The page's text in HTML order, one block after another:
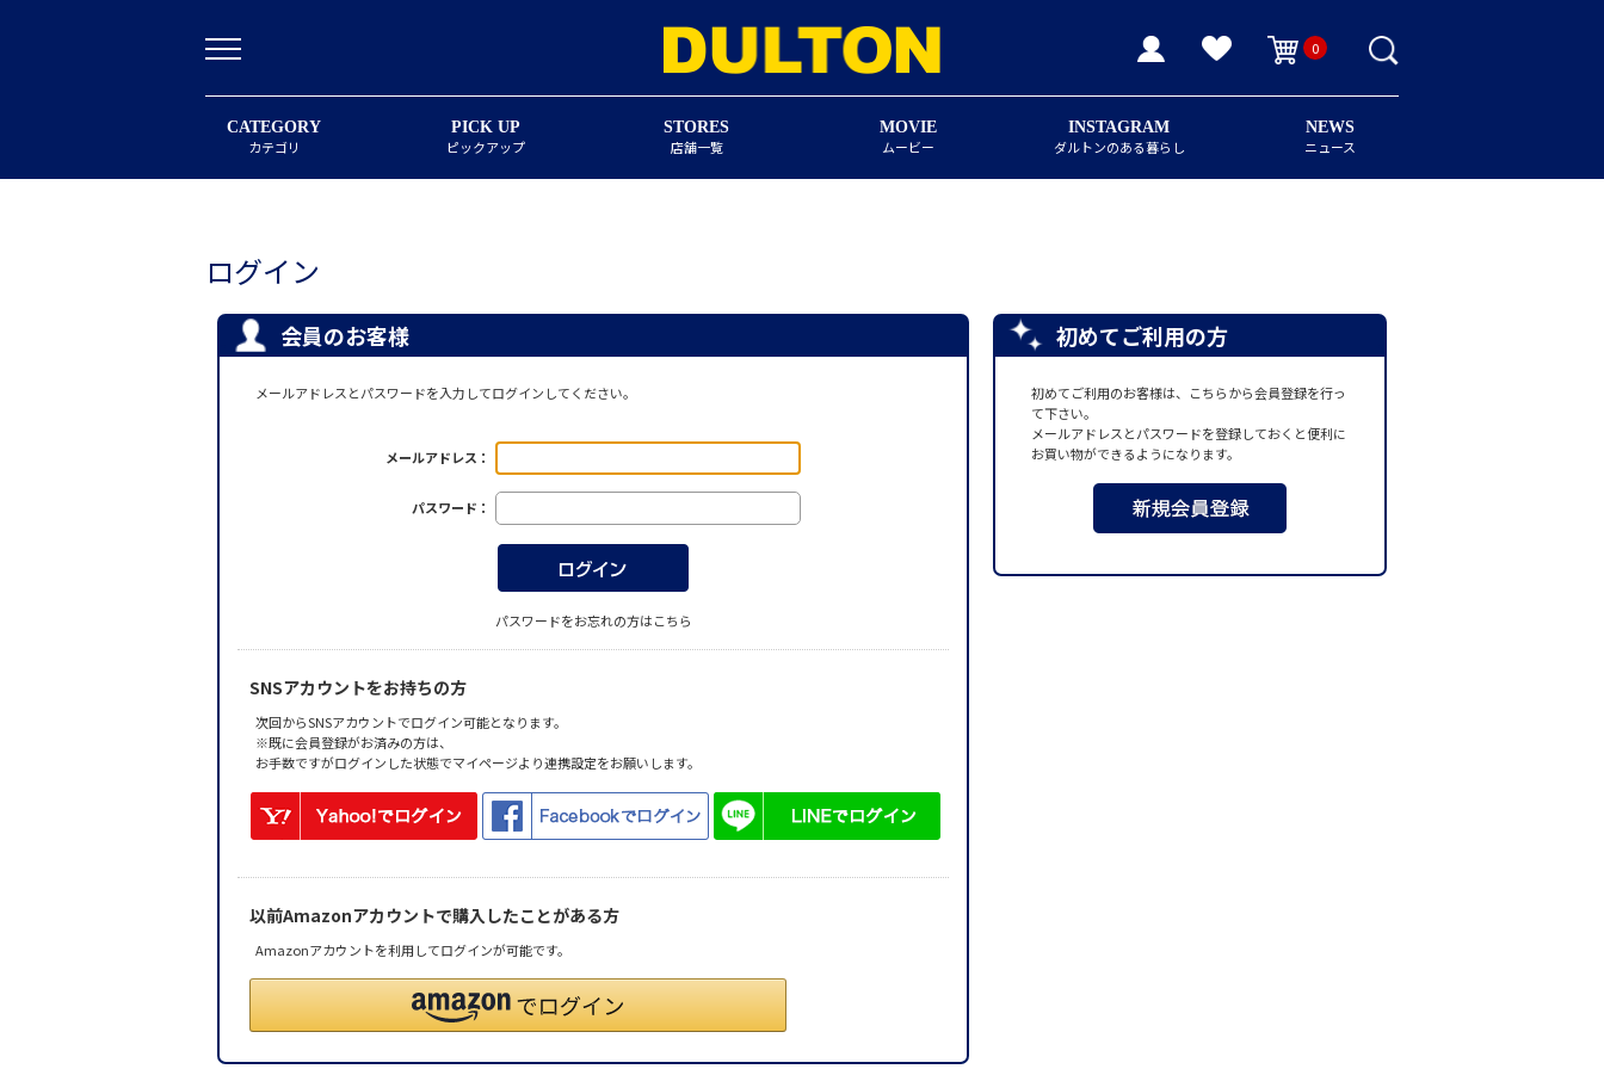
0
CATEGORY
カテゴリ
PICK UP
ピックアップ
STORES
店舗一覧
MOVIE
ムービー
INSTAGRAM
ダルトンのある暮らし
NEWS
ニュース
ログイン
会員のお客様
メールアドレスとパスワードを入力してログインしてください。
メールアドレス：
パスワード：
パスワードをお忘れの方はこちら
SNSアカウントをお持ちの方
次回からSNSアカウントでログイン可能となります。
※既に会員登録がお済みの方は、
お手数ですがログインした状態でマイページより連携設定をお願いします。
以前Amazonアカウントで購入したことがある方
Amazonアカウントを利用してログインが可能です。
初めてご利用の方
初めてご利用のお客様は、こちらから会員登録を行っ
て下さい。
メールアドレスとパスワードを登録しておくと便利に
お買い物ができるようになります。